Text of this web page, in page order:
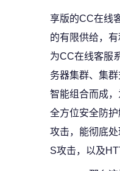
享版的CC在线
的有限供给，
为CC在线客服
务器集群、集
智能组合而成
全方位安全防
攻击，能彻底
S攻击，以及